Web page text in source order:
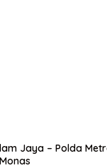
Jaya – Polda